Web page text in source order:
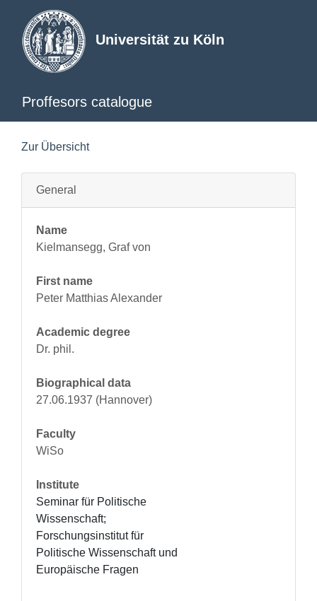
Universität zu Köln
Proffesors catalogue
Zur Übersicht
General
Name
Kielmansegg, Graf von
First name
Peter Matthias Alexander
Academic degree
Dr. phil.
Biographical data
27.06.1937 (Hannover)
Faculty
WiSo
Institute
Seminar für Politische
Wissenschaft;
Forschungsinstitut für
Politische Wissenschaft und
Europäische Fragen